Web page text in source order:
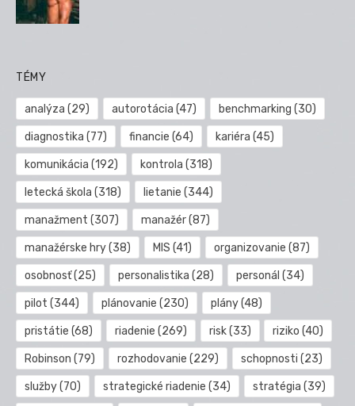
TÉMY
analýza (29) autorotácia (47) benchmarking (30)
diagnostika (77) financie (64) kariéra (45)
komunikácia (192) kontrola (318)
letecká škola (318) lietanie (344)
manažment (307) manažér(87)
manažérske hry(38) MIS (41) organizovanie (87)
osobnosť(25) personalistika (28) personál (34)
pilot (344) plánovanie (230) plány(48)
pristátie (68) riadenie (269) risk(33) riziko (40)
Robinson (79) rozhodovanie (229) schopnosti (23)
služby(70) strategické riadenie (34) stratégia (39)